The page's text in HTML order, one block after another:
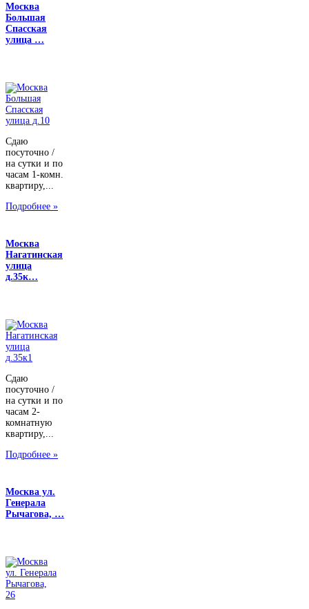
Москва
Большая
Спасская
улица …
Сдаю
посуточно /
на сутки и по
часам 1-комн.
квартиру,...
Подробнее »
Москва
Нагатинская
улица
д.35к…
Сдаю
посуточно /
на сутки и по
часам 2-
комнатную
квартиру,...
Подробнее »
Москва ул.
Генерала
Рычагова, …